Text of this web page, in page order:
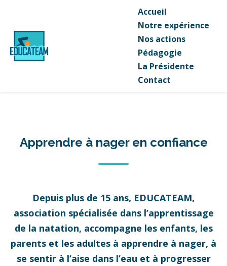
Accueil
Notre expérience
Nos actions
Pédagogie
La Présidente
Contact
Apprendre à nager en confiance
Depuis plus de 15 ans, EDUCATEAM,
association spécialisée dans l’apprentissage
de la natation, accompagne les enfants, les
parents et les adultes à apprendre à nager, à
se sentir à l’aise dans l’eau et à progresser